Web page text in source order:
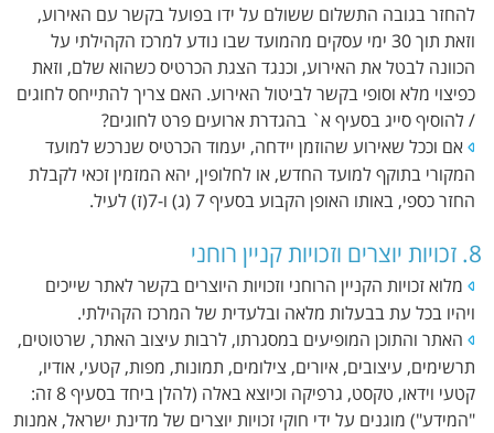
להחזר בגובה התשלום ששולם על ידו בפועל בקשר עם האירוע,
וזאת תוך 30 ימי עסקים מהמועד שבו נודע למרכז הקהילתי על
הכוונה לבטל את האירוע, וכנגד הצגת הכרטיס כשהוא שלם, וזאת
כפיצוי מלא וסופי בקשר לביטול האירוע. האם צריך להתייחס לחוגים
/ להוסיף סייג בסעיף א` בהגדרת ארועים פרט לחוגים?
אם וככל שאירוע שהוזמן יידחה, יעמוד הכרטיס שנרכש למועד
המקורי בתוקף למועד החדש, או לחלופין, יהא המזמין זכאי לקבלת
החזר כספי, באותו האופן הקבוע בסעיף 7 (ג) ו-7(ז) לעיל.
8. זכויות יוצרים וזכויות קניין רוחני
מלוא זכויות הקניין הרוחני וזכויות היוצרים בקשר לאתר שייכים
ויהיו בכל עת בבעלות מלאה ובלעדית של המרכז הקהילתי.
האתר והתוכן המופיעים במסגרתו, לרבות עיצוב האתר, שרטוטים,
תרשימים, עיצובים, איורים, צילומים, תמונות, מפות, קטעי, אודיו,
קטעי וידאו, טקסט, גרפיקה וכיוצא באלה (להלן ביחד בסעיף 8 זה:
"המידע") מוגנים על ידי חוקי זכויות יוצרים של מדינת ישראל, אמנות